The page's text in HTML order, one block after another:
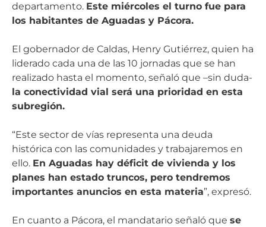
departamento. Este miércoles el turno fue para
los habitantes de Aguadas y Pácora.
El gobernador de Caldas, Henry Gutiérrez, quien ha
liderado cada una de las 10 jornadas que se han
realizado hasta el momento, señaló que –sin duda-
la conectividad vial será una prioridad en esta
subregión.
“Este sector de vías representa una deuda
histórica con las comunidades y trabajaremos en
ello. En Aguadas hay déficit de vivienda y los
planes han estado truncos, pero tendremos
importantes anuncios en esta materia”, expresó.
En cuanto a Pácora, el mandatario señaló que se